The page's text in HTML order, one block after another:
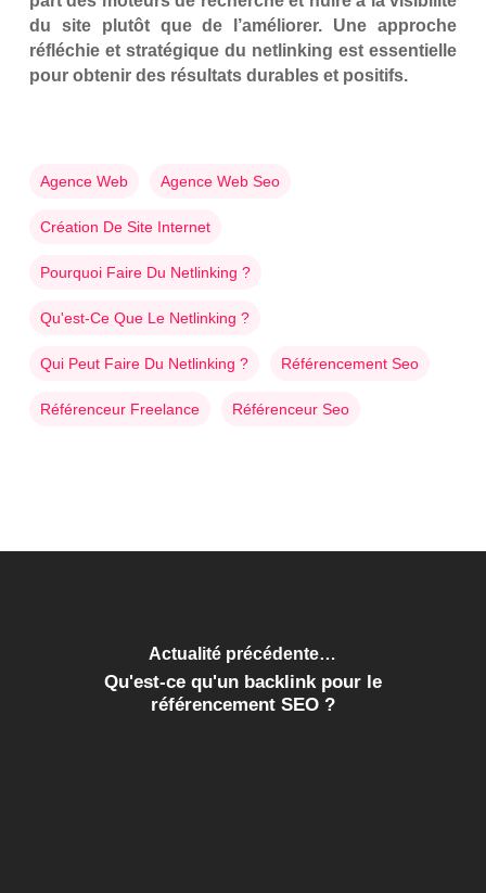
du site plutôt que de l’améliorer. Une approche
réfléchie et stratégique du netlinking est essentielle
pour obtenir des résultats durables et positifs.
Agence Web Agence Web Seo
Création De Site Internet
Pourquoi Faire Du Netlinking ?
Qu'est-Ce Que Le Netlinking ?
Qui Peut Faire Du Netlinking ? Référencement Seo
Référenceur Freelance Référenceur Seo
Actualité précédente…
Qu'est-ce qu'un backlink pour le
référencement SEO ?